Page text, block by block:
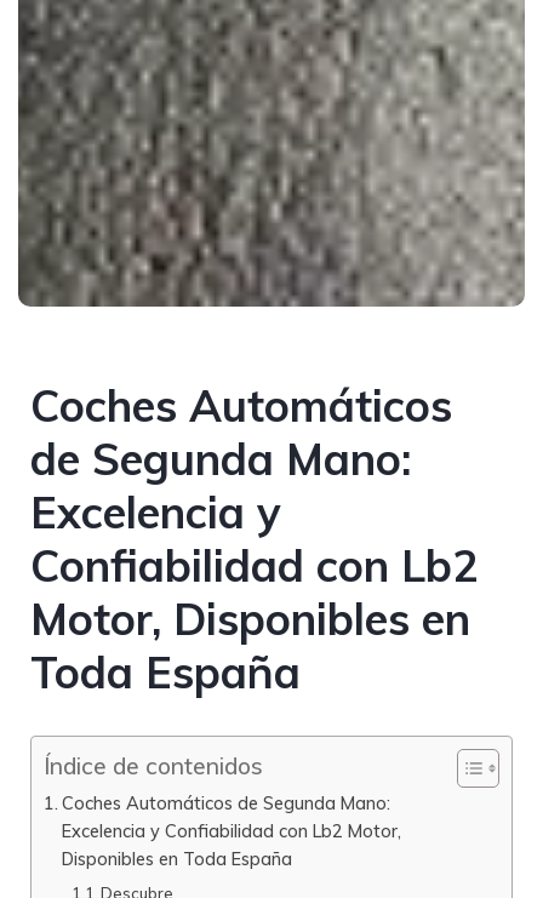
Coches Automáticos
de Segunda Mano:
Excelencia y
Confiabilidad con Lb2
Motor, Disponibles en
Toda España
Índice de contenidos
Coches Automáticos de Segunda Mano:
Excelencia y Confiabilidad con Lb2 Motor,
Disponibles en Toda España
Descubre